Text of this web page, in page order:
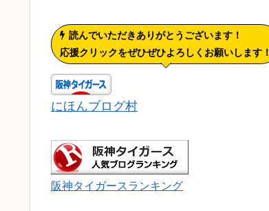
読んでいただきありがとうございます！
応援クリックをぜひぜひよろしくお願いします！
にほんブログ村
阪神タイガースランキング